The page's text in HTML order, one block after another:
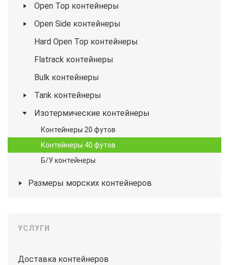
Open Top контейнеры
Open Side контейнеры
Hard Open Top контейнеры
Flatrack контейнеры
Bulk контейнеры
Tank контейнеры
Изотермические контейнеры
Контейнеры 20 футов
Контейнеры 40 футов
Б/У контейнеры
Размеры морских контейнеров
УСЛУГИ
Доставка контейнеров